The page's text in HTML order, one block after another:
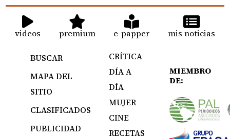
videos premium e-papper mis noticias
BUSCAR
MAPA DEL
SITIO
CLASIFICADOS
PUBLICIDAD
CRÍTICA
DÍA A
DÍA
MUJER
CINE
RECETAS
MIEMBRO
DE: